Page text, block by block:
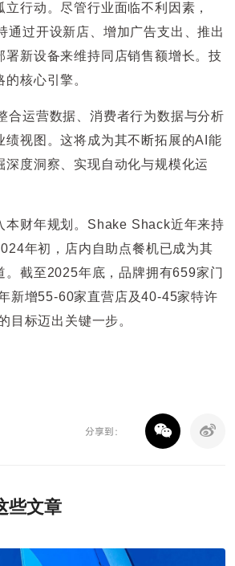
行动。尽管行业面临不利因素，
通过开设新店、增加广告支出、推出
署新设备来维持同店销售额增长。技
核心引擎。
合运营数据、消费者行为数据与分析
绩视图。这将成为其不断拓展的AI能
深度洞察、实现自动化与规模化运
本财年规划。Shake Shack近年来持
年初，店内自助点餐机已成为其
。截至2025年底，品牌拥有659家门
新增55-60家直营店及40-45家特许
目标迈出关键一步。
分享到：
些文章